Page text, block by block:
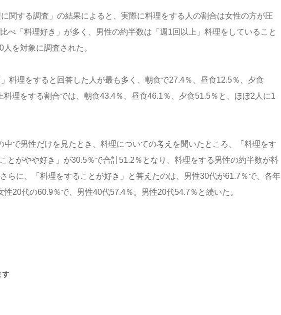
関する調査」の結果によると、実際に料理をする人の割合は女性の方が圧
べ「料理好き」が多く、男性の約半数は「週1回以上」料理をしていること
を対象に調査された。
料理をすると回答した人が最も多く、朝食で27.4％、昼食12.5％、夕食
理をする割合では、朝食43.4％、昼食46.1％、夕食51.5％と、ほぼ2人に1
中で男性だけを見たとき、料理についての考えを聞いたところ、「料理をす
とがやや好き」が30.5％で合計51.2％となり、料理をする男性の約半数が料
らに、「料理をすることが好き」と答えたのは、男性30代が61.7％で、各年
20代の60.9％で、男性40代57.4％。男性20代54.7％と続いた。